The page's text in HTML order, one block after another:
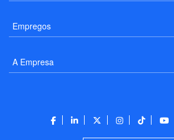
Empregos
A Empresa